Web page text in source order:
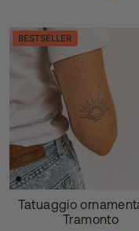
BESTSELLER
Tatuaggio
Tramonto